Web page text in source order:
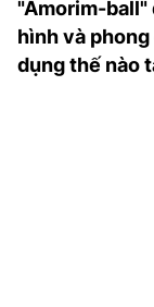
TRA CỨU
"Amorim-ball"
hình và
dụng thế nào